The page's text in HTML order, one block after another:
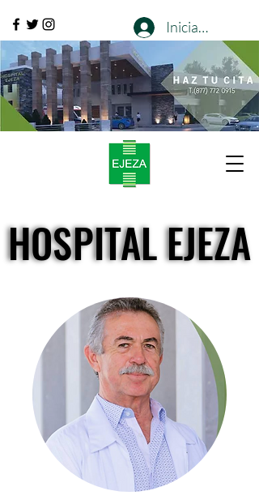
Iniciar sesión
HOSPITAL EJEZA
HOSPITAL EJEZA